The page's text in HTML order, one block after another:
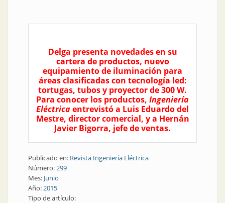
Delga presenta novedades en su
cartera de productos, nuevo
equipamiento de iluminación para
áreas clasificadas con tecnología led:
tortugas, tubos y proyector de 300 W.
Para conocer los productos, Ingeniería
Eléctricaentrevistó a Luis Eduardo del
Mestre, director comercial, y a Hernán
Javier Bigorra, jefe de ventas.
Publicado en: Revista Ingeniería Eléctrica
Número:299
Mes: Junio
Año:2015
Tipo de artículo: